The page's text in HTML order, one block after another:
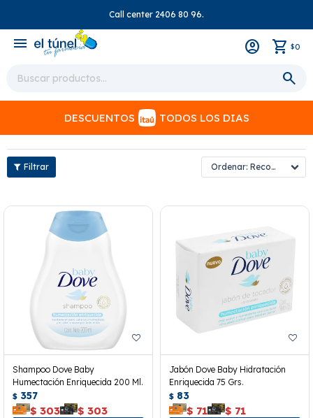
Call center 2406 80 96.
menu $0
DESCUENTOS TODOS LOS DIAS
Recomendados
Shampoo Dove Baby
Humectación Enriquecida 200 Ml.
$ 357
$ 303 $ 303
Jabón Dove Baby Hidratación
Enriquecida 75 Grs.
$ 83
$ 71 $ 71
close